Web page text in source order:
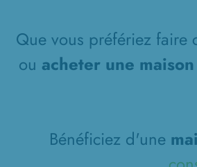
Que vous préfériez faire
ou acheter une
Bénéficiez d'une